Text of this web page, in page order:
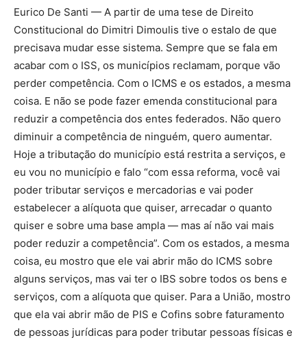
Eurico De Santi — A partir de uma tese de Direito
Constitucional do Dimitri Dimoulis tive o estalo de que
precisava mudar esse sistema. Sempre que se fala em
acabar com o ISS, os municípios reclamam, porque vão
perder competência. Com o ICMS e os estados, a mesma
coisa. E não se pode fazer emenda constitucional para
reduzir a competência dos entes federados. Não quero
diminuir a competência de ninguém, quero aumentar.
Hoje a tributação do município está restrita a serviços, e
eu vou no município e falo “com essa reforma, você vai
poder tributar serviços e mercadorias e vai poder
estabelecer a alíquota que quiser, arrecadar o quanto
quiser e sobre uma base ampla — mas aí não vai mais
poder reduzir a competência”. Com os estados, a mesma
coisa, eu mostro que ele vai abrir mão do ICMS sobre
alguns serviços, mas vai ter o IBS sobre todos os bens e
serviços, com a alíquota que quiser. Para a União, mostro
que ela vai abrir mão de PIS e Cofins sobre faturamento
de pessoas jurídicas para poder tributar pessoas físicas e